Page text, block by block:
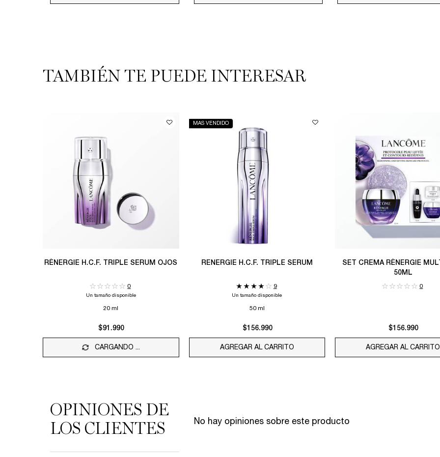
PDP Slot 1 SectionTAMBIÉN TE PUEDE INTERESAR
RÉNERGIE H.C.F. TRIPLE SERUM OJOS
0
Un tamaño disponible
20 ml
$91.990
CARGANDO ...
MAS VENDIDO
RENERGIE H.C.F. TRIPLE SERUM
9
Un tamaño disponible
50 ml
$156.990
AGREGAR AL CARRITO RENERGIE H.C.F. TRIPLE SERUM
SET CREMA RÉNERGIE
50ML
0
$156.990
AGREGAR AL CARRITO
OPINIONES DE
LOS CLIENTES
No hay opiniones sobre este producto